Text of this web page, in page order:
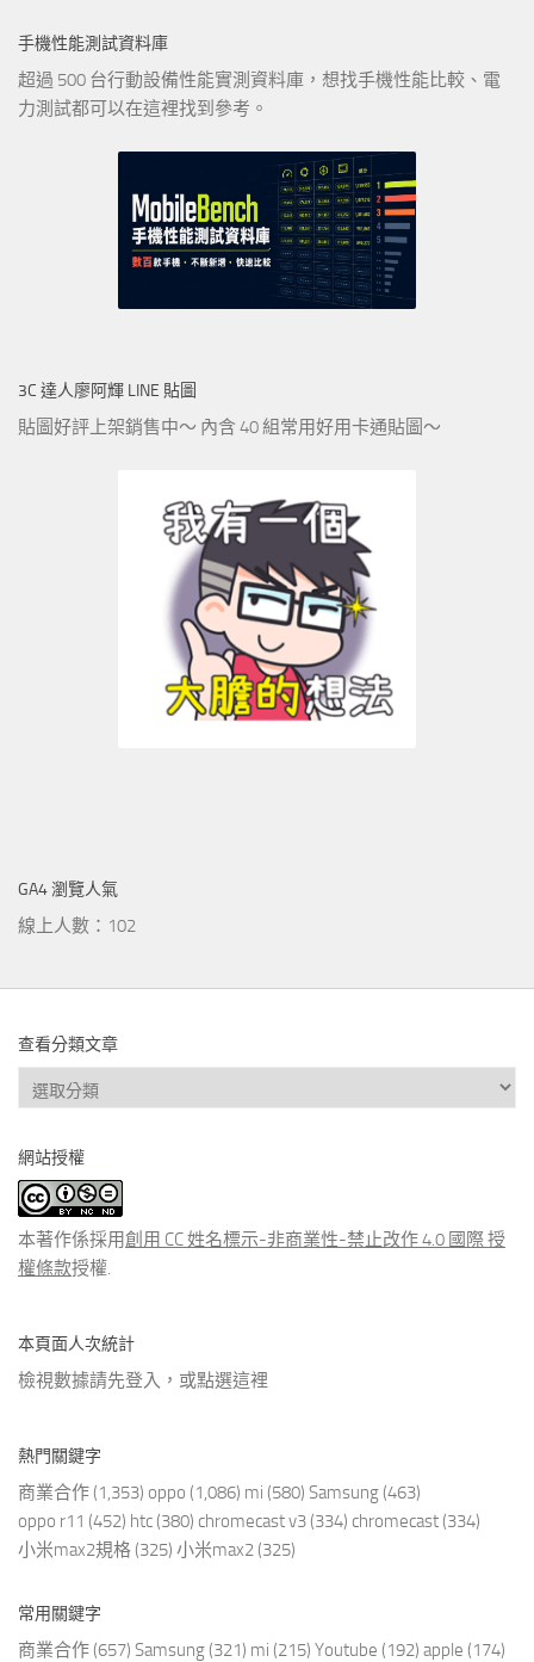
手機性能測試資料庫
超過 500 台行動設備性能實測資料庫，想找手機性能比較、電
力測試都可以在這裡找到參考。
3C 達人廖阿輝 LINE 貼圖
貼圖好評上架銷售中～ 內含 40 組常用好用卡通貼圖～
GA4 瀏覽人氣
線上人數：102
查看分類文章
查
看
類
文
章
網站授權
本著作係採用創用 CC 姓名標示-非商業性-禁止改作 4.0 國際 授
權條款授權.
本頁面人次統計
檢視數據請先登入，或點選這裡
熱門關鍵字
商業合作 (1,353) oppo (1,086) mi (580) Samsung (463)
oppo r11 (452) htc (380) chromecast v3 (334) chromecast (334)
小米max2規格 (325) 小米max2 (325)
常用關鍵字
商業合作 (657) Samsung (321) mi (215) Youtube (192) apple (174)